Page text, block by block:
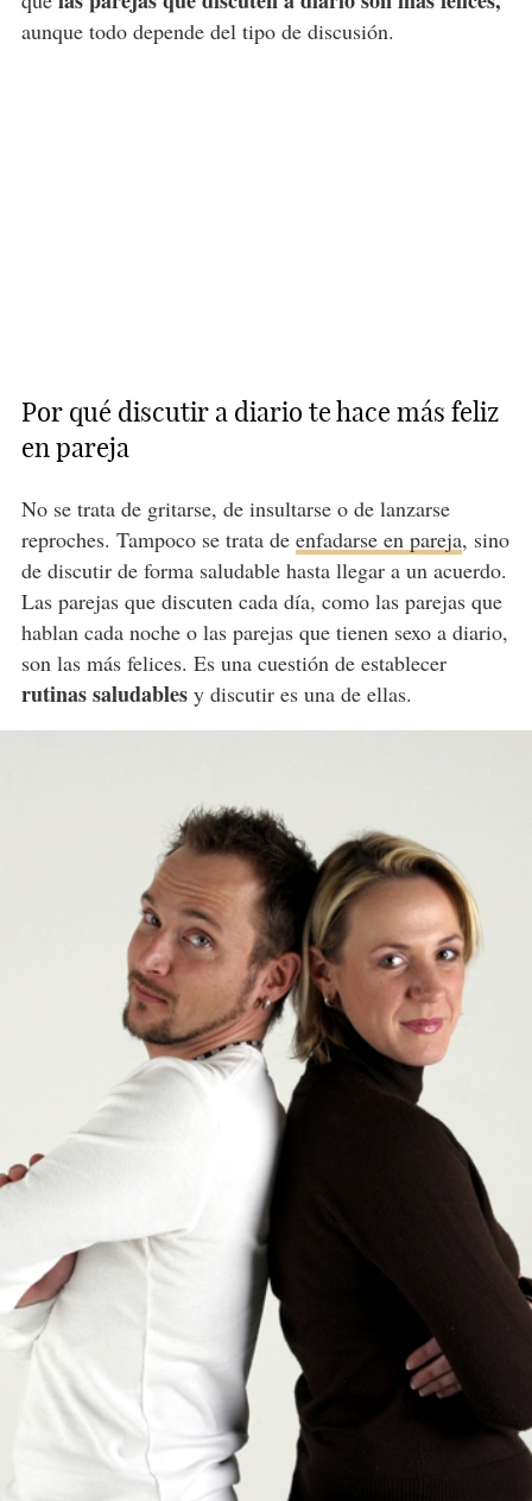
aunque todo depende del tipo de discusión.
Por qué discutir a diario te hace más feliz
en pareja
No se trata de gritarse, de insultarse o de lanzarse
reproches. Tampoco se trata de enfadarse en pareja, sino
de discutir de forma saludable hasta llegar a un acuerdo.
Las parejas que discuten cada día, como las parejas que
hablan cada noche o las parejas que tienen sexo a diario,
son las más felices. Es una cuestión de establecer
rutinas saludablesy discutir es una de ellas.